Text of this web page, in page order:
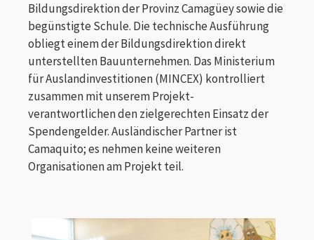
Bildungsdirektion der Provinz Camagüey sowie die
begünstigte Schule. Die technische Ausführung
obliegt einem der Bildungsdirektion direkt
unterstellten Bauunternehmen. Das Ministerium
für Auslandinvestitionen (MINCEX) kontrolliert
zusammen mit unserem Projekt-
verantwortlichen den zielgerechten Einsatz der
Spendengelder. Ausländischer Partner ist
Camaquito; es nehmen keine weiteren
Organisationen am Projekt teil.